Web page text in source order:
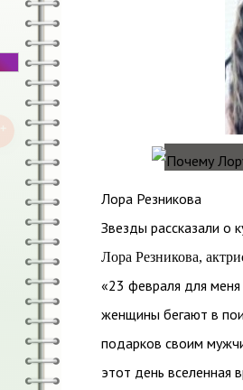
Лора Резникова
Звезды рассказали о
Лора Резникова,
«23 февраля для меня
женщины бегают в
подарков своим
этот день вселенная